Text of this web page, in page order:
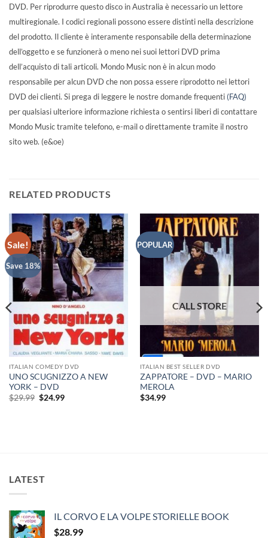
DVD. Per riprodurre questo disco in Australia è necessario un lettore
multiregionale. I codici regionali possono essere distinti nella descrizione
del prodotto. Il cliente è interamente responsabile della determinazione
dell’oggetto e se funzionerà o meno nei suoi lettori DVD prima
dell’acquisto di tali articoli. Mondo Music non è in alcun modo
responsabile per alcun DVD che non possa essere riprodotto nei lettori
DVD dei clienti. Si prega di leggere le nostre domande frequenti (FAQ)
per qualsiasi ulteriore informazione richiesta o sentirsi liberi di contattare
Mondo Music tramite telefono, e-mail o direttamente tramite il nostro
sito web. (e&oe)
RELATED PRODUCTS
Sale!
Save 18%
ITALIAN COMEDY DVD
UNO SCUGNIZZO A NEW
YORK – DVD
$29.99 Original
$24.99Current
POPULAR
ITALIAN BEST SELLER DVD
ZAPPATORE – DVD – MARIO
MEROLA
$34.99
LATEST
IL CORVO E LA VOLPE STORIELLE BOOK
$28.99